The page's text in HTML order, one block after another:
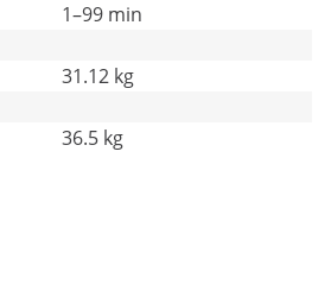
1–99 min
31.12 kg
36.5 kg